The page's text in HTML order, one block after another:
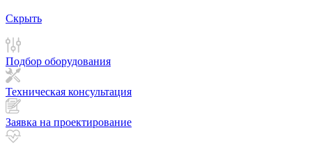
Скрыть
Подбор оборудования
Техническая консультация
Заявка на проектирование